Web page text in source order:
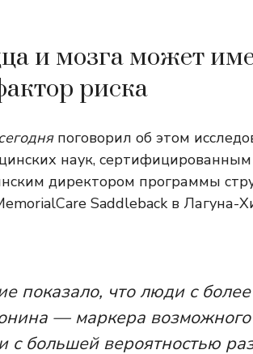
и мозга может
риска
поговорил об этом
наук,
директором программы
Saddleback в Лагуна-
показало, что люди с
— маркера
с большей вероятностью